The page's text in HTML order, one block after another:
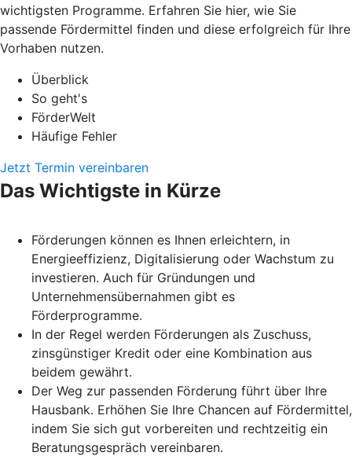
wichtigsten Programme. Erfahren Sie hier, wie Sie
passende Fördermittel finden und diese erfolgreich für Ihre
Vorhaben nutzen.
Überblick
So geht's
FörderWelt
Häufige Fehler
Jetzt Termin vereinbaren
Das Wichtigste in Kürze
Förderungen können es Ihnen erleichtern, in
Energieeffizienz, Digitalisierung oder Wachstum zu
investieren. Auch für Gründungen und
Unternehmensübernahmen gibt es
Förderprogramme.
In der Regel werden Förderungen als Zuschuss,
zinsgünstiger Kredit oder eine Kombination aus
beidem gewährt.
Der Weg zur passenden Förderung führt über Ihre
Hausbank. Erhöhen Sie Ihre Chancen auf Fördermittel,
indem Sie sich gut vorbereiten und rechtzeitig ein
Beratungsgespräch vereinbaren.